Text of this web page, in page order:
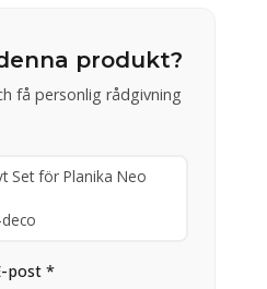
produkt?
få personlig rådgivning
Set för Planika Neo
post *